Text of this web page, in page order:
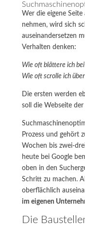
Wer die eigene
nehmen, wird sich
auseinandersetzen
Verhalten denken:
Wie oft blättere ich
Wie oft scrolle ich
Die ersten werden
soll die Webseite
Prozess und gehört
Wochen bis zwei-
heute bei Google
oben in den
Schritt zu machen.
oberflächlich
im eigenen
Die